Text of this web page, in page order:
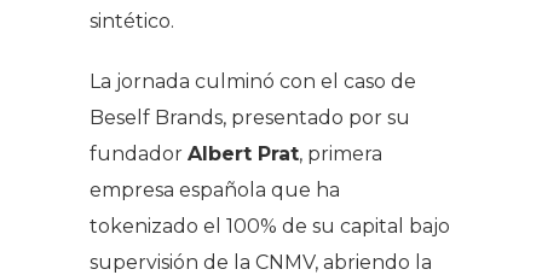
sintético.
La jornada culminó con el caso de
Beself Brands, presentado por su
fundador Albert Prat, primera
empresa española que ha
tokenizado el 100% de su capital bajo
supervisión de la CNMV, abriendo la